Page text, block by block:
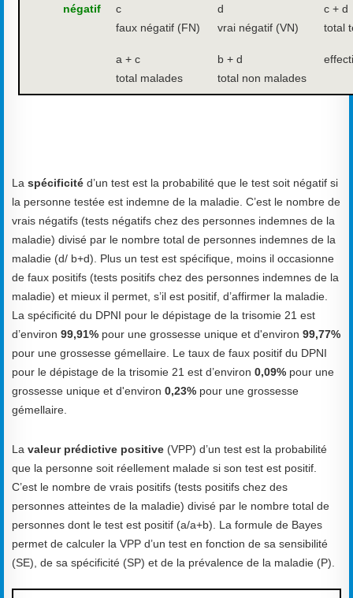
négatif
c
faux négatif (FN)
d
vrai négatif (VN)
c + d
total
a + c
total malades
b + d
total non malades
La spécificité d’un test est la probabilité que le test soit négatif si
la personne testée est indemne de la maladie. C’est le nombre de
vrais négatifs (tests négatifs chez des personnes indemnes de la
maladie) divisé par le nombre total de personnes indemnes de la
maladie (d/ b+d). Plus un test est spécifique, moins il occasionne
de faux positifs (tests positifs chez des personnes indemnes de la
maladie) et mieux il permet, s’il est positif, d’affirmer la maladie.
La spécificité du DPNI pour le dépistage de la trisomie 21 est
d’environ 99,91% pour une grossesse unique et d'environ 99,77%
pour une grossesse gémellaire. Le taux de faux positif du DPNI
pour le dépistage de la trisomie 21 est d’environ 0,09% pour une
grossesse unique et d'environ 0,23% pour une grossesse
gémellaire.
La valeur prédictive positive (VPP) d’un test est la probabilité
que la personne soit réellement malade si son test est positif.
C’est le nombre de vrais positifs (tests positifs chez des
personnes atteintes de la maladie) divisé par le nombre total de
personnes dont le test est positif (a/a+b). La formule de Bayes
permet de calculer la VPP d’un test en fonction de sa sensibilité
(SE), de sa spécificité (SP) et de la prévalence de la maladie (P).